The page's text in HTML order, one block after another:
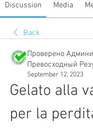
Discussion Media
Back
Проверено
Превосходный
September 12, 2023
Gelato alla
per la